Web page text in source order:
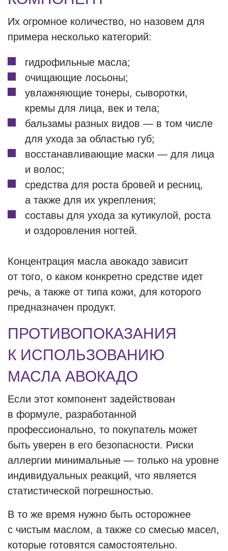
Их огромное количество, но назовем для
примера несколько категорий:
гидрофильные масла;
очищающие лосьоны;
увлажняющие тонеры, сыворотки,
кремы для лица, век и тела;
бальзамы разных видов — в том числе
для ухода за областью губ;
восстанавливающие маски — для лица
и волос;
средства для роста бровей и ресниц,
а также для их укрепления;
составы для ухода за кутикулой, роста
и оздоровления ногтей.
Концентрация масла авокадо зависит
от того, о каком конкретно средстве идет
речь, а также от типа кожи, для которого
предназначен продукт.
ПРОТИВОПОКАЗАНИЯ
К ИСПОЛЬЗОВАНИЮ
МАСЛА АВОКАДО
Если этот компонент задействован
в формуле, разработанной
профессионально, то покупатель может
быть уверен в его безопасности. Риски
аллергии минимальные — только на уровне
индивидуальных реакций, что является
статистической погрешностью.
В то же время нужно быть осторожнее
с чистым маслом, а также со смесью масел,
которые готовятся самостоятельно.